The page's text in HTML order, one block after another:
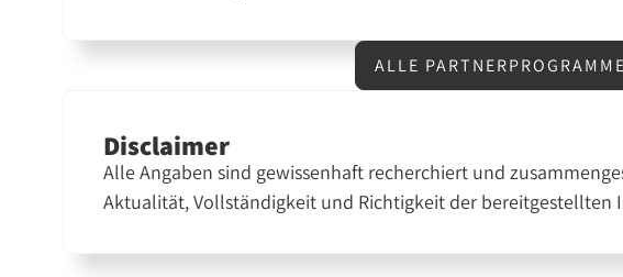
ALLE
Disclaimer
Alle Angaben sind gewissenhaft recherchiert und
Aktualität, Vollständigkeit und Richtigkeit der bereitgestellten